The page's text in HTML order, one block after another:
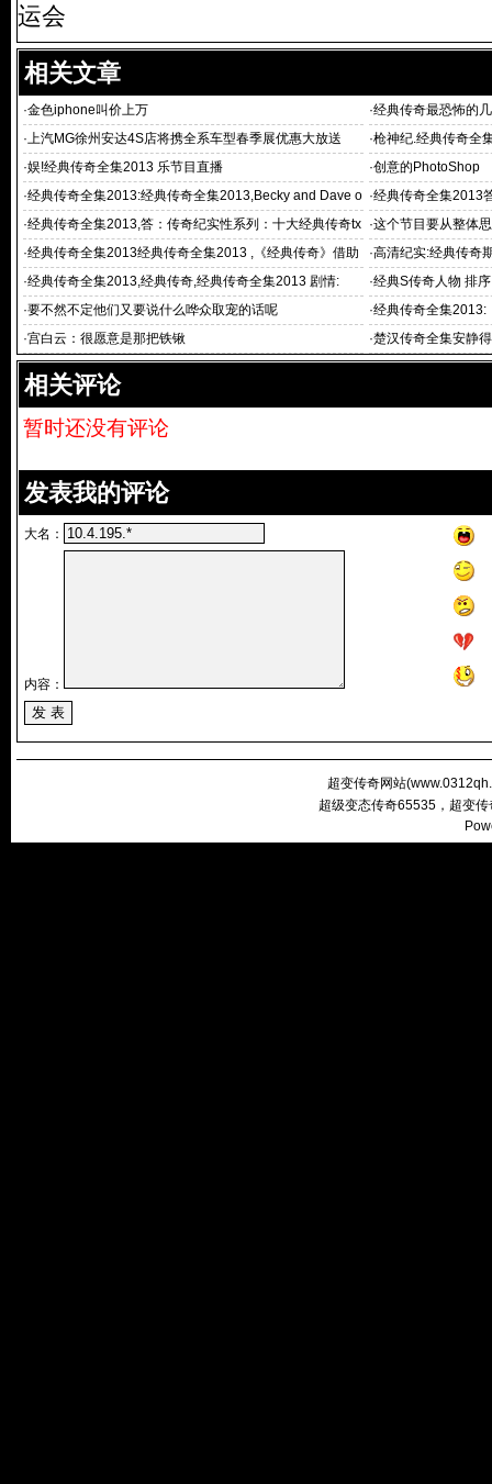
运会
相关文章
·金色iphone叫价上万 ·经典传奇最恐怖的
之拳台杀手 军
·上汽MG徐州安达4S店将携全系车型春季展优惠大放送 ·枪神纪.经典传奇全
执导纪录
·娱!经典传奇全集2013 乐节目直播 ·创意的PhotoShop
·经典传奇全集2013:经典传奇全集2013,Becky and Dave o
n rooftop
·经典传奇全集2013
经介绍过的
·经典传奇全集2013,答：传奇纪实性系列：十大经典传奇tx
t全集小说附
·这个节目要从整体
·经典传奇全集2013经典传奇全集2013 ,《经典传奇》借助
《传奇
·高清纪实:经典传奇
·经典传奇全集2013,经典传奇,经典传奇全集2013 剧情:
《经典传奇》借
·经典S传奇人物 排
·要不然不定他们又要说什么哗众取宠的话呢 ·经典传奇全集2013:
强者——试读著
·宫白云：很愿意是那把铁锹 ·楚汉传奇全集安静
相关评论
暂时还没有评论
发表我的评论
大名：
内容：
超变传奇网站(
超级变态传奇65535，超变